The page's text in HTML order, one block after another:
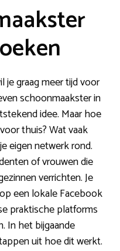
je graag meer tijd voor
schoonmaakster in
idee. Maar hoe
thuis? Wat vaak
eigen netwerk rond.
of vrouwen die
verrichten. Je
een lokale Facebook
praktische platforms
In het bijgaande
uit hoe dit werkt.